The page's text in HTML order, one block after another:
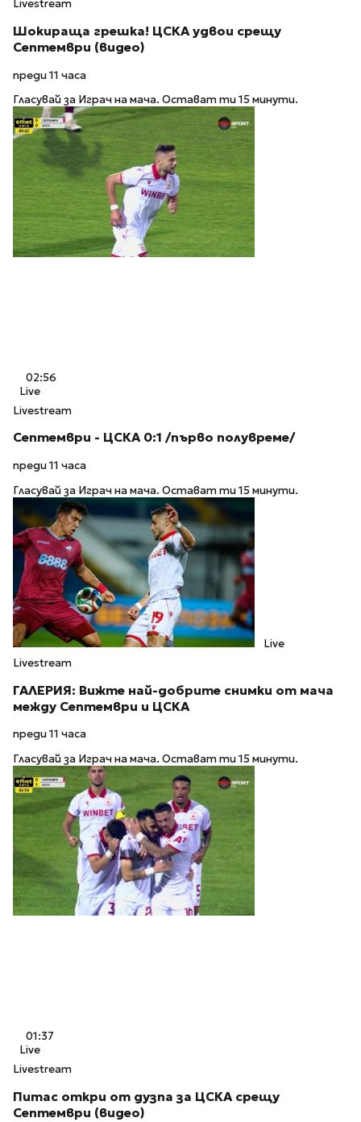
Livestream
Шокираща грешка! ЦСКА удвои срещу
Септември (видео)
преди 11 часа
Гласувай за Играч на мача. Остават ти 15 минути.
02:56
Live
Livestream
Септември - ЦСКА 0:1 /първо полувреме/
преди 11 часа
Гласувай за Играч на мача. Остават ти 15 минути.
Live
Livestream
ГАЛЕРИЯ: Вижте най-добрите снимки от мача
между Септември и ЦСКА
преди 11 часа
Гласувай за Играч на мача. Остават ти 15 минути.
01:37
Live
Livestream
Питас откри от дузпа за ЦСКА срещу
Септември (видео)